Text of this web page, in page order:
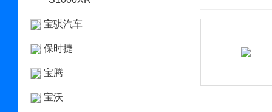
宝骐汽车
保时捷
宝腾
宝沃